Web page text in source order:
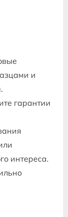
и
гарантии
интереса.